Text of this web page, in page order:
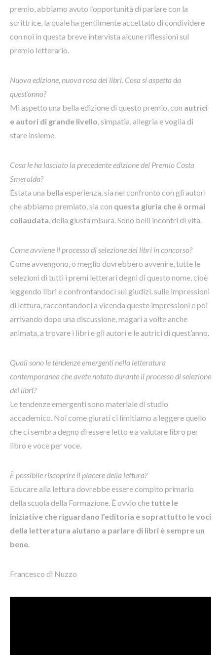
premio, abbiamo avuto l’opportunità di parlare con la
scrittrice, la quale ha gentilmente accettato di condividere
con noi in questa breve intervista alcune riflessioni sul
premio letterario.
Nuova edizione, nuova rosa dei libri. Cosa si aspetta da
quest’anno?
Mi aspetto una bella edizione di questo premio, con autrici
e autori di grande livello , simpatia, allegria e voglia di
stare insieme.
Cosa le ha lasciato la precedente edizione del Premio Costa
Smeralda?
Èstata una bella esperienza, sia nel confronto con gli autori
che abbiamo premiato, sia con questa giuria che è ormai
collaudata , della giusta misura. Sono belli incontri di vita.
Come avviene il processo di selezione dei libri in concorso?
Come avvengono, o meglio dovrebbero avvenire, tutte le
selezioni di tutti i premi letterari degni di questo nome, cioè
leggendo libri e confrontandoci sui giudizi, sulle impressioni
di lettura, raccontandoci a vicenda queste impressioni e poi
arrivando dopo una discussione, magari a volte anche
animata, a trovare i libri e gli autori e le autrici di quest’anno.
Quali sono le tendenze emergenti nella letteratura
contemporanea che avete notato durante il processo di selezione
dei libri?
Le tendenze emergenti sono materiale di studio
accademico. Noi come giurati ci limitiamo a leggere quello
che ci sembra degno di essere letto e a valutare libro per
libro e voce per voce.
È possibile riscoprire il piacere della lettura?
Educare alla lettura dovrebbe essere compito primario
della scuola della Formazione. È ovvio che tutte le
iniziative che riguardano l’editoria e soprattutto le voci
della letteratura aiutano a parlare di libri è sempre un
bene
Francesco di Nuzzo